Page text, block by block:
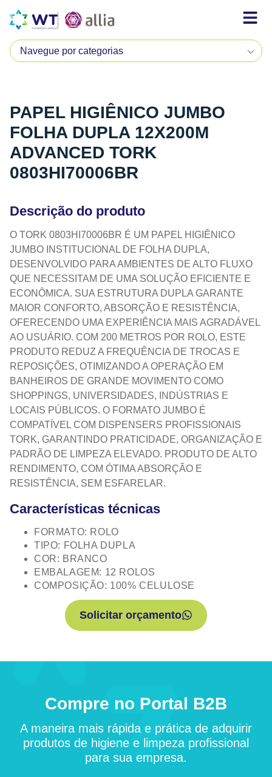
PAPEL HIGIÊNICO JUMBO
FOLHA DUPLA 12X200M
ADVANCED TORK
0803HI70006BR
Descrição do produto
O TORK 0803HI70006BR É UM PAPEL HIGIÊNICO
JUMBO INSTITUCIONAL DE FOLHA DUPLA,
DESENVOLVIDO PARA AMBIENTES DE ALTO FLUXO
QUE NECESSITAM DE UMA SOLUÇÃO EFICIENTE E
ECONÔMICA. SUA ESTRUTURA DUPLA GARANTE
MAIOR CONFORTO, ABSORÇÃO E RESISTÊNCIA,
OFERECENDO UMA EXPERIÊNCIA MAIS AGRADÁVEL
AO USUÁRIO. COM 200 METROS POR ROLO, ESTE
PRODUTO REDUZ A FREQUÊNCIA DE TROCAS E
REPOSIÇÕES, OTIMIZANDO A OPERAÇÃO EM
BANHEIROS DE GRANDE MOVIMENTO COMO
SHOPPINGS, UNIVERSIDADES, INDÚSTRIAS E
LOCAIS PÚBLICOS. O FORMATO JUMBO É
COMPATÍVEL COM DISPENSERS PROFISSIONAIS
TORK, GARANTINDO PRATICIDADE, ORGANIZAÇÃO E
PADRÃO DE LIMPEZA ELEVADO. PRODUTO DE ALTO
RENDIMENTO, COM ÓTIMA ABSORÇÃO E
RESISTÊNCIA, SEM ESFARELAR.
Características técnicas
FORMATO: ROLO
TIPO: FOLHA DUPLA
COR: BRANCO
EMBALAGEM: 12 ROLOS
COMPOSIÇÃO: 100% CELULOSE
Solicitar orçamento
Compre no Portal B2B
A maneira mais rápida e prática de adquirir
produtos de higiene e limpeza profissional
para sua empresa.